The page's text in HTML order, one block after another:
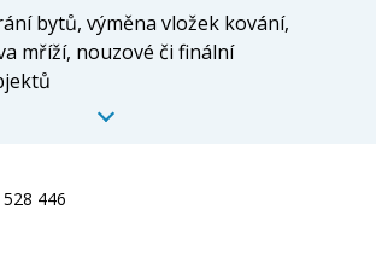
bytů, výměna vložek kování,
mříží, nouzové či finální
446